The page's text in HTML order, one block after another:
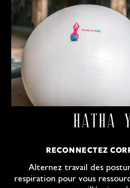
RECONNECTEZ
Alternez travail des
respiration pour vous